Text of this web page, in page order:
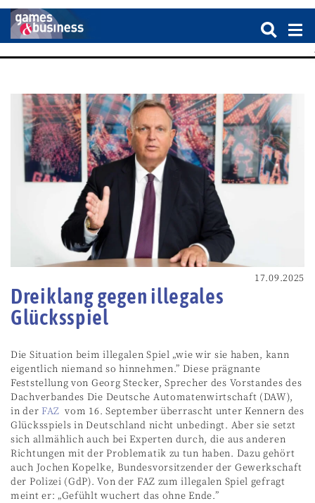
17.09.2025
Dreiklang gegen illegales
Glücksspiel
Die Situation beim illegalen Spiel „wie wir sie haben, kann
eigentlich niemand so hinnehmen.” Diese prägnante
Feststellung von Georg Stecker, Sprecher des Vorstandes des
Dachverbandes Die Deutsche Automatenwirtschaft (DAW),
in der FAZvom 16. September überrascht unter Kennern des
Glücksspiels in Deutschland nicht unbedingt. Aber sie setzt
sich allmählich auch bei Experten durch, die aus anderen
Richtungen mit der Problematik zu tun haben. Dazu gehört
auch Jochen Kopelke, Bundesvorsitzender der Gewerkschaft
der Polizei (GdP). Von der FAZ zum illegalen Spiel gefragt
meint er: „Gefühlt wuchert das ohne Ende.”